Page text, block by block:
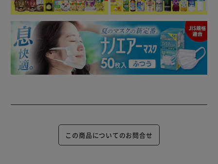
この商品についてのお問合せ